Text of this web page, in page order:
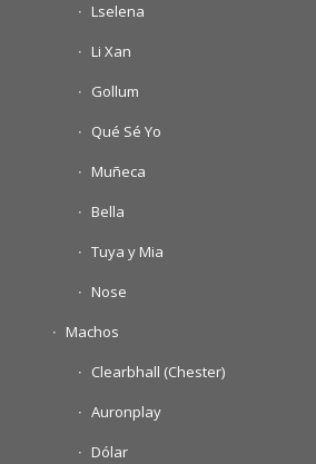
Lselena
Li Xan
Gollum
Qué Sé Yo
Muñeca
Bella
Tuya y Mia
Nose
Machos
Clearbhall (Chester)
Auronplay
Dólar